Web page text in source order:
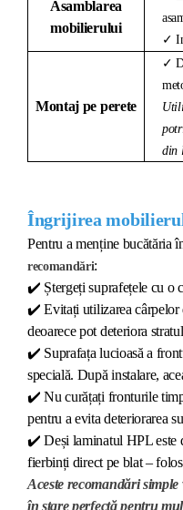
Asamblarea
mobilierului
✓
Montaj pe perete
✓
din
Îngrijirea
Pentru a menține bucătăria
recomandări:
✔️ Ștergeți suprafețele cu o
✔️ Evitați utilizarea
deoarece pot deteriora
✔️ Suprafața lucioasă a
specială. După instalare,
✔️ Nu curățați fronturile
pentru a evita deteriorarea
✔️ Deși laminatul HPL este
fierbinți direct pe blat –
Aceste recomandări
în stare perfectă pentru